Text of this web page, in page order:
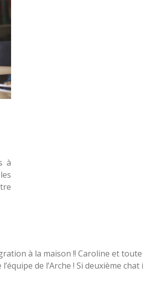
à
à la maison !! Caroline et
de l’Arche ! Si deuxième chat